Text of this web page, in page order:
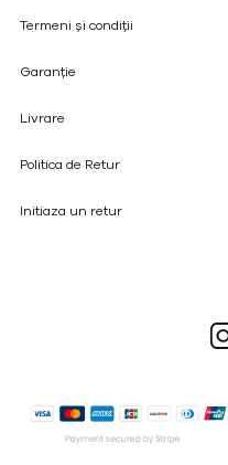
Termeni și condiții
Garanție
Livrare
Politica de Retur
Initiaza un retur